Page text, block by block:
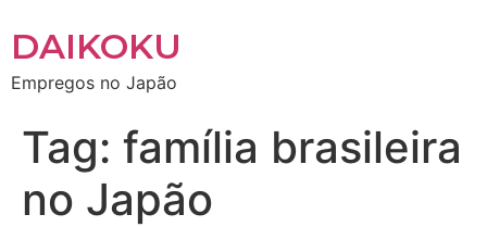
DAIKOKU
Empregos no Japão
Tag: família brasileira
no Japão